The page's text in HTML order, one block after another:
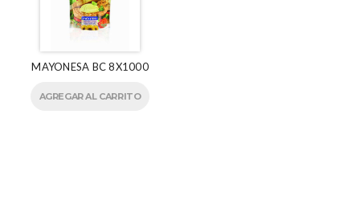
MAYONESA BC 8X1000
AGREGAR AL CARRITO